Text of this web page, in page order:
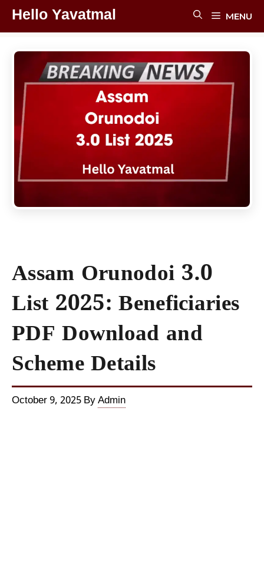
SkipHello Yavatmal MENU
Assam Orunodoi 3.0
List 2025: Beneficiaries
PDF Download and
Scheme Details
October 9, 2025 ByAdmin